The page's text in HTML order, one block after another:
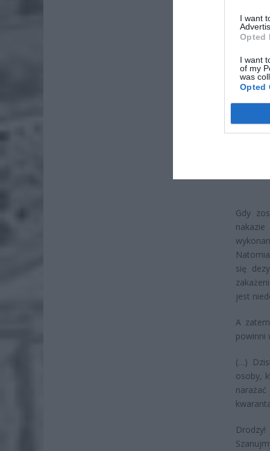
I want
Opted
I want
of my
was
Opted
Gdy
się
jest
A
powinni
(…)
osoby,
Drodzy!